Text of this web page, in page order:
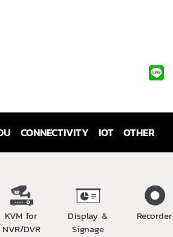
CONNECTIVITY IOT OTHER
KVM for
NVR/DVR
Display &
Signage
Recorder